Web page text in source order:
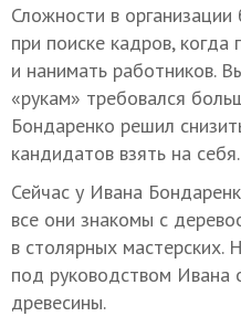
Сложности в организации
при поиске кадров,
и нанимать работников.
«рукам» требовался
Бондаренко решил
кандидатов взять на себя.
Сейчас у Ивана
все они знакомы с
в столярных мастерских.
под руководством Ивана
древесины.